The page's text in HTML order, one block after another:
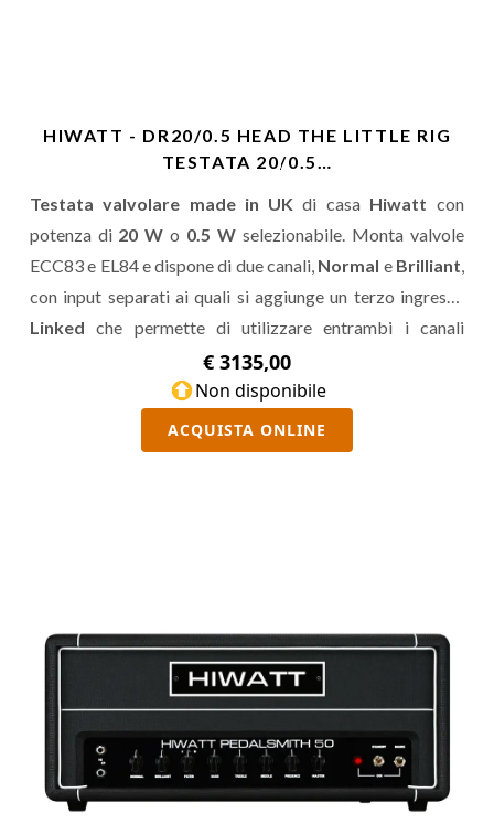
HIWATT - DR20/0.5 HEAD THE LITTLE RIG
TESTATA 20/0.5…
Testata valvolare made in UK di casa Hiwatt con
potenza di 20 W o 0.5 W selezionabile. Monta valvole
ECC83 e EL84 e dispone di due canali, Normal e Brilliant,
con input separati ai quali si aggiunge un terzo ingresso
Linked che permette di utilizzare entrambi i canali
ponticellati internamente. IlFat Switch
€ 3135,00
Non disponibile
ACQUISTA ONLINE